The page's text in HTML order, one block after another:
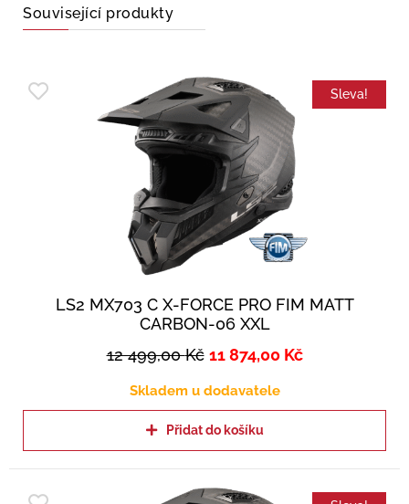
Související produkty
Sleva!
LS2 MX703 C X-FORCE PRO FIM MATT
CARBON-06 XXL
12 499,00Kč 11 874,00 Kč
Skladem u dodavatele
Přidat do košíku